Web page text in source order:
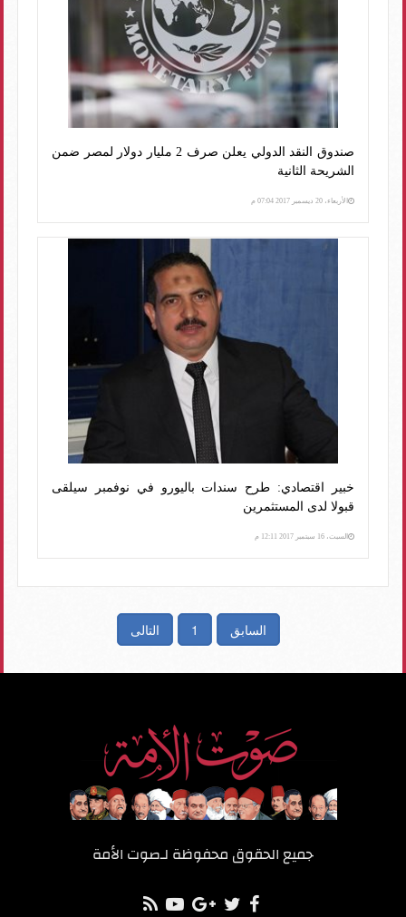
صندوق النقد الدولي يعلن صرف 2 مليار دولار لمصر ضمن
الشريحة الثانية
الأربعاء، 20 ديسمبر 2017 07:04 م
خبير اقتصادي: طرح سندات باليورو في نوفمبر سيلقى
قبولا لدى المستثمرين
السبت، 16 سبتمبر 2017 12:11 م
السابق 1 التالى
جميع الحقوق محفوظة لـصوت الأمة